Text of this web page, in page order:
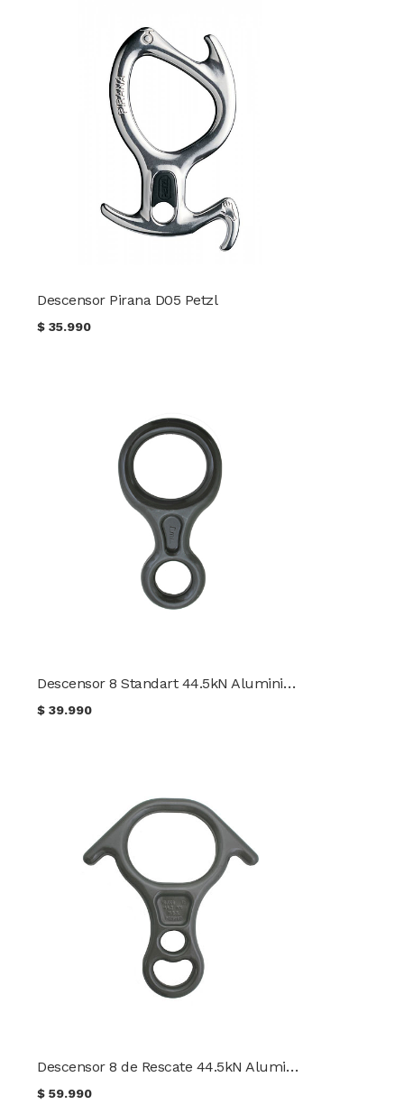
Descensor Pirana D05 Petzl
$35.990
Descensor 8 Standart 44.5kN Aluminio 6061-T6 CMI
$39.990
Descensor 8 de Rescate 44.5kN Aluminio 6061-T6 CMI
$59.990